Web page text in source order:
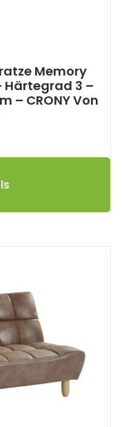
Memory
Härtegrad 3 –
– CRONY Von